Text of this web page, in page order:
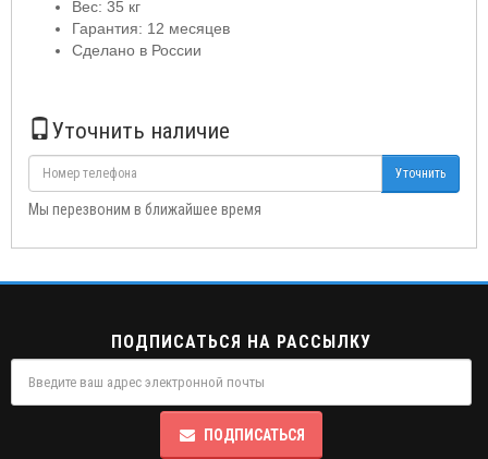
Вес: 35 кг
Гарантия: 12 месяцев
Сделано в России
Уточнить наличие
Уточнить
Мы перезвоним в ближайшее время
ПОДПИСАТЬСЯ НА РАССЫЛКУ
ПОДПИСАТЬСЯ